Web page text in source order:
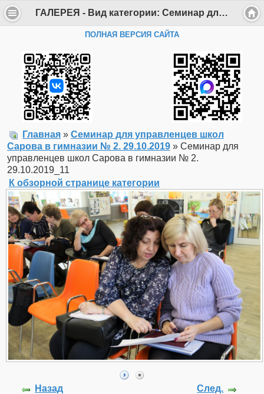
ГАЛЕРЕЯ - Вид категории: Семинар для управленцев школ Сарова в гимназии № 2. 29.10.2019 - Фото: Семинар для управленцев школ Сарова в гимназии № 2. 29.10.2019_11 - Департамент образования Администрации г. Саров
ПОЛНАЯ ВЕРСИЯ САЙТА
Главная » Семинар для управленцев школ
Сарова в гимназии № 2. 29.10.2019 » Семинар для
управленцев школ Сарова в гимназии № 2.
29.10.2019_11
К обзорной странице категории
Назад След.